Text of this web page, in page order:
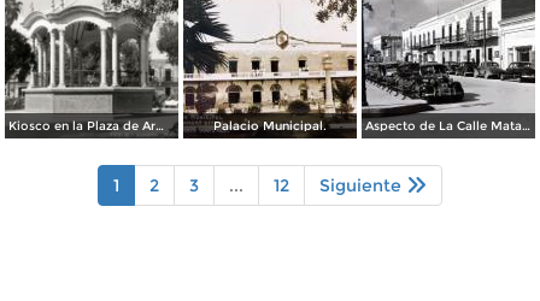
Kiosco en la Plaza de Armas Palacio Municipal. Aspecto de La Calle Matamoros ( Circulada el 6 de Enero de 1951 ).
1 2 3 ... 12 Siguiente